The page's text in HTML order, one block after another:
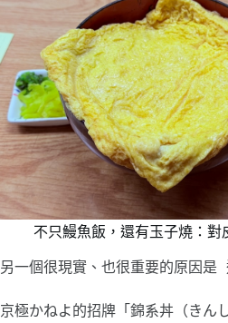
不只鰻魚飯，還有玉子燒：對
另一個很現實、也很重要的原因是
京極かねよ的招牌「錦系丼（きん